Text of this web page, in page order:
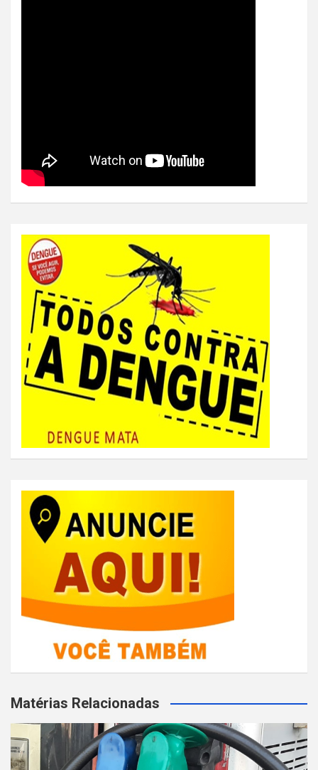
Matérias Relacionadas